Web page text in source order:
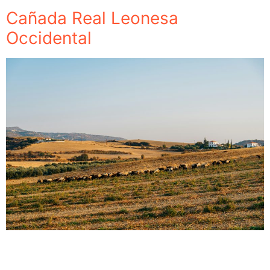
Cañada Real Leonesa
Occidental